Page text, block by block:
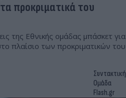
προκριματικά του
της Εθνικής ομάδας μπάσκετ για
πλαίσιο των προκριματικών του
Συντακτική
Ομάδα
Flash.gr